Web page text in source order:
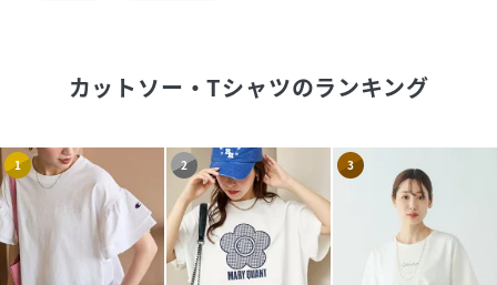
カットソー・Tシャツのランキング
1 2 3